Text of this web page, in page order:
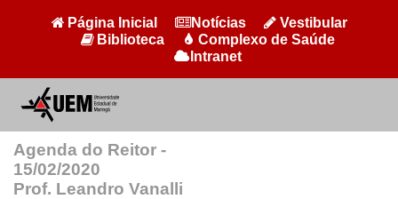
Página Inicial Notícias
Vestibular
Biblioteca
Complexo de Saúde
Intranet
Agenda do Reitor -
15/02/2020
Prof. Leandro Vanalli